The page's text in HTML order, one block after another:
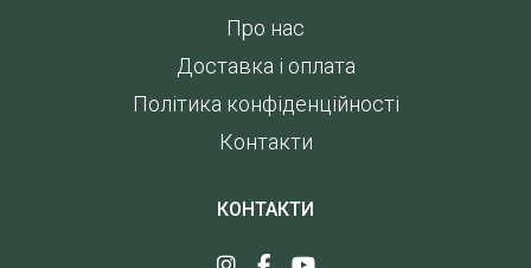
Про нас
Доставка і оплата
Політика конфіденційності
Контакти
КОНТАКТИ